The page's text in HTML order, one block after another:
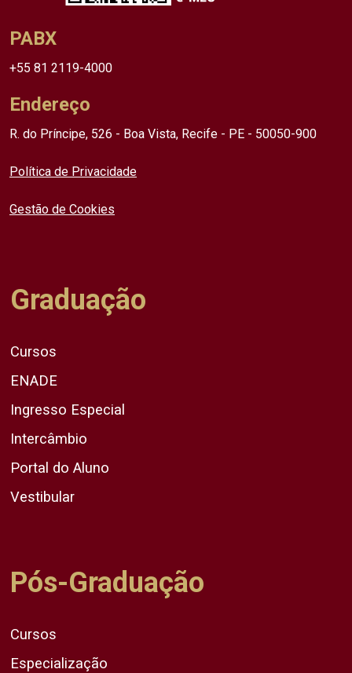
PABX
+55 81 2119-4000
Endereço
R. do Príncipe, 526 - Boa Vista, Recife - PE - 50050-900
Política de Privacidade
Gestão de Cookies
Graduação
Cursos
ENADE
Ingresso Especial
Intercâmbio
Portal do Aluno
Vestibular
Pós-Graduação
Cursos
Especialização